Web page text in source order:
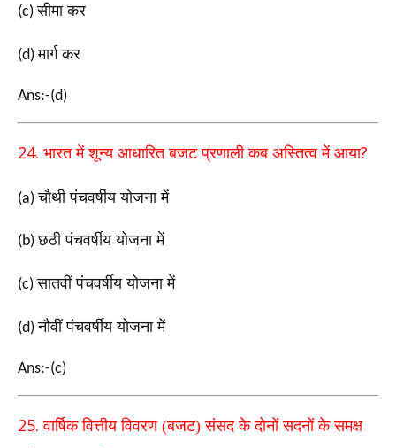
(c)सीमा कर
(d)मार्ग कर
Ans:-(d)
24. भारत में शून्य आधारित बजट प्रणाली कब अस्तित्व में आया?
(a)चौथी पंचवर्षीय योजना में
(b)छठी पंचवर्षीय योजना में
(c)सातवीं पंचवर्षीय योजना में
(d)नौवीं पंचवर्षीय योजना में
Ans:-(c)
25.वार्षिक वित्तीय विवरण (बजट) संसद के दोनों सदनों के समक्ष